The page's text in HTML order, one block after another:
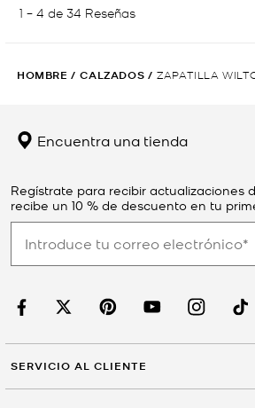
HOMBRE / CALZADOS / ZAPATILLA
Encuentra una tienda
Regístrate para recibir actualizaciones
recibe un 10 % de descuento en tu
SERVICIO AL CLIENTE